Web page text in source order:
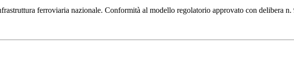
ferroviaria nazionale. Conformità al modello regolatorio approvato con delibera n.